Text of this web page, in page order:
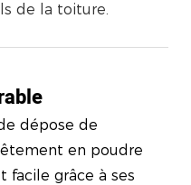
de la toiture.
dépose de
en poudre
facile grâce à ses